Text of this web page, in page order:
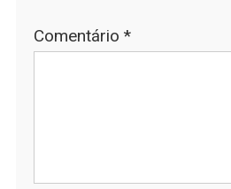
Comentário *